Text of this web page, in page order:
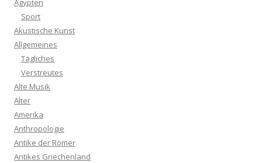
Ägypten
Sport
Akustische Kunst
Allgemeines
Tägliches
Verstreutes
Alte Musik
Alter
Amerika
Anthropologie
Antike der Römer
Antikes Griechenland